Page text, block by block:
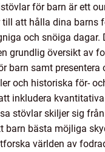
för barn är ett
till att hålla dina barns
och snöiga dagar.
grundlig översikt av
barn samt presentera
och historiska för-
inkludera
stövlar skiljer sig
barn bästa möjliga
världen av